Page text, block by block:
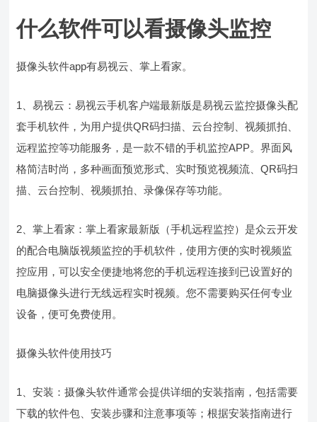
什么软件可以看摄像头监控
摄像头软件app有易视云、掌上看家。
1、易视云：易视云手机客户端最新版是易视云监控摄像头配
套手机软件，为用户提供QR码扫描、云台控制、视频抓拍、
远程监控等功能服务，是一款不错的手机监控APP。界面风
格简洁时尚，多种画面预览形式、实时预览视频流、QR码扫
描、云台控制、视频抓拍、录像保存等功能。
2、掌上看家：掌上看家最新版（手机远程监控）是众云开发
的配合电脑版视频监控的手机软件，使用方便的实时视频监
控应用，可以安全便捷地将您的手机远程连接到已设置好的
电脑摄像头进行无线远程实时视频。您不需要购买任何专业
设备，便可免费使用。
摄像头软件使用技巧
1、安装：摄像头软件通常会提供详细的安装指南，包括需要
下载的软件包、安装步骤和注意事项等；根据安装指南进行